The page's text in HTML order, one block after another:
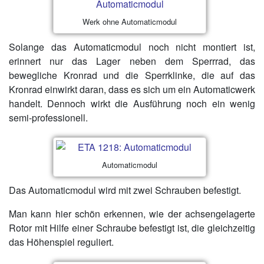
Werk ohne Automaticmodul
Solange das Automaticmodul noch nicht montiert ist,
erinnert nur das Lager neben dem Sperrrad, das
bewegliche Kronrad und die Sperrklinke, die auf das
Kronrad einwirkt daran, dass es sich um ein Automaticwerk
handelt. Dennoch wirkt die Ausführung noch ein wenig
semi-professionell.
Automaticmodul
Das Automaticmodul wird mit zwei Schrauben befestigt.
Man kann hier schön erkennen, wie der achsengelagerte
Rotor mit Hilfe einer Schraube befestigt ist, die gleichzeitig
das Höhenspiel reguliert.